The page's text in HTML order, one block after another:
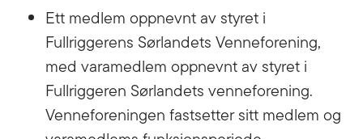
Ett medlem oppnevnt av styret i
Fullriggerens Sørlandets Venneforening,
med varamedlem oppnevnt av styret i
Fullriggeren Sørlandets venneforening.
Venneforeningen fastsetter sitt medlem og